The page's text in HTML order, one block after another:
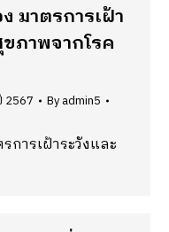
มาตรการเฝ้า
ภาพจากโรค
2567 Byadmin5
ารเฝ้าระวังและ